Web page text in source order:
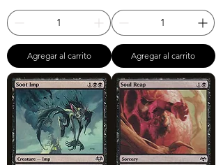
Agregar al carrito Agregar al carrito